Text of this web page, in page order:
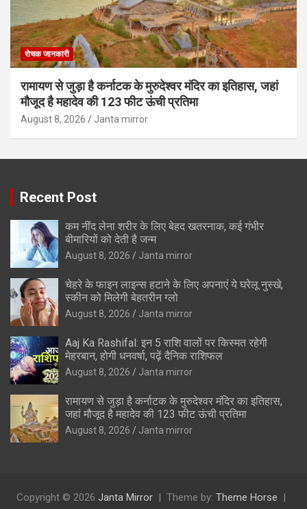
रोचक जानकारी
रामायण से जुड़ा है कर्नाटक के मुरुदेश्वर मंदिर का इतिहास, जहां
मौजूद है महादेव की 123 फीट ऊंची प्रतिमा
August 8, 2026 Janta mirror
Recent Post
कम नींद लेना शरीर के लिए बेहद खतरनाक, कई गंभीर
बीमारियों को देती है जन्म
August 8, 2026 Janta mirror
चेहरे के फाइन लाइन्स हटाने के लिए अपनाएं ये घरेलू नुस्खे,
स्कीन को मिलेगी बेहतरीन ग्लो
August 8, 2026 Janta mirror
Aaj Ka Rashifal: इन 5 राशि वालों पर किस्मत रहेगी
मेहरबान, होगी धनवर्षा, पढ़ें दैनिक राशिफल
August 8, 2026 Janta mirror
रामायण से जुड़ा है कर्नाटक के मुरुदेश्वर मंदिर का इतिहास,
जहां मौजूद है महादेव की 123 फीट ऊंची प्रतिमा
August 8, 2026 Janta mirror
Copyright © 2026 Janta Mirror Theme by: Theme Horse